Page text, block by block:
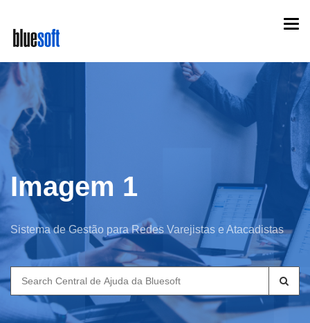
main
content
Imagem 1
Sistema de Gestão para Redes Varejistas e Atacadistas
Search
for: